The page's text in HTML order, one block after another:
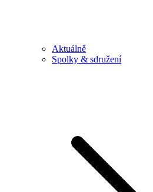
Aktuálně
Spolky & sdružení